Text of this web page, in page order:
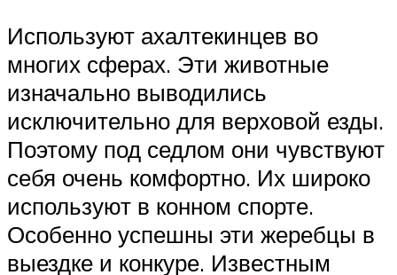
Используют ахалтекинцев во
многих сферах. Эти животные
изначально выводились
исключительно для верховой езды.
Поэтому под седлом они чувствуют
себя очень комфортно. Их широко
используют в конном спорте.
Особенно успешны эти жеребцы в
выездке и конкуре. Известным